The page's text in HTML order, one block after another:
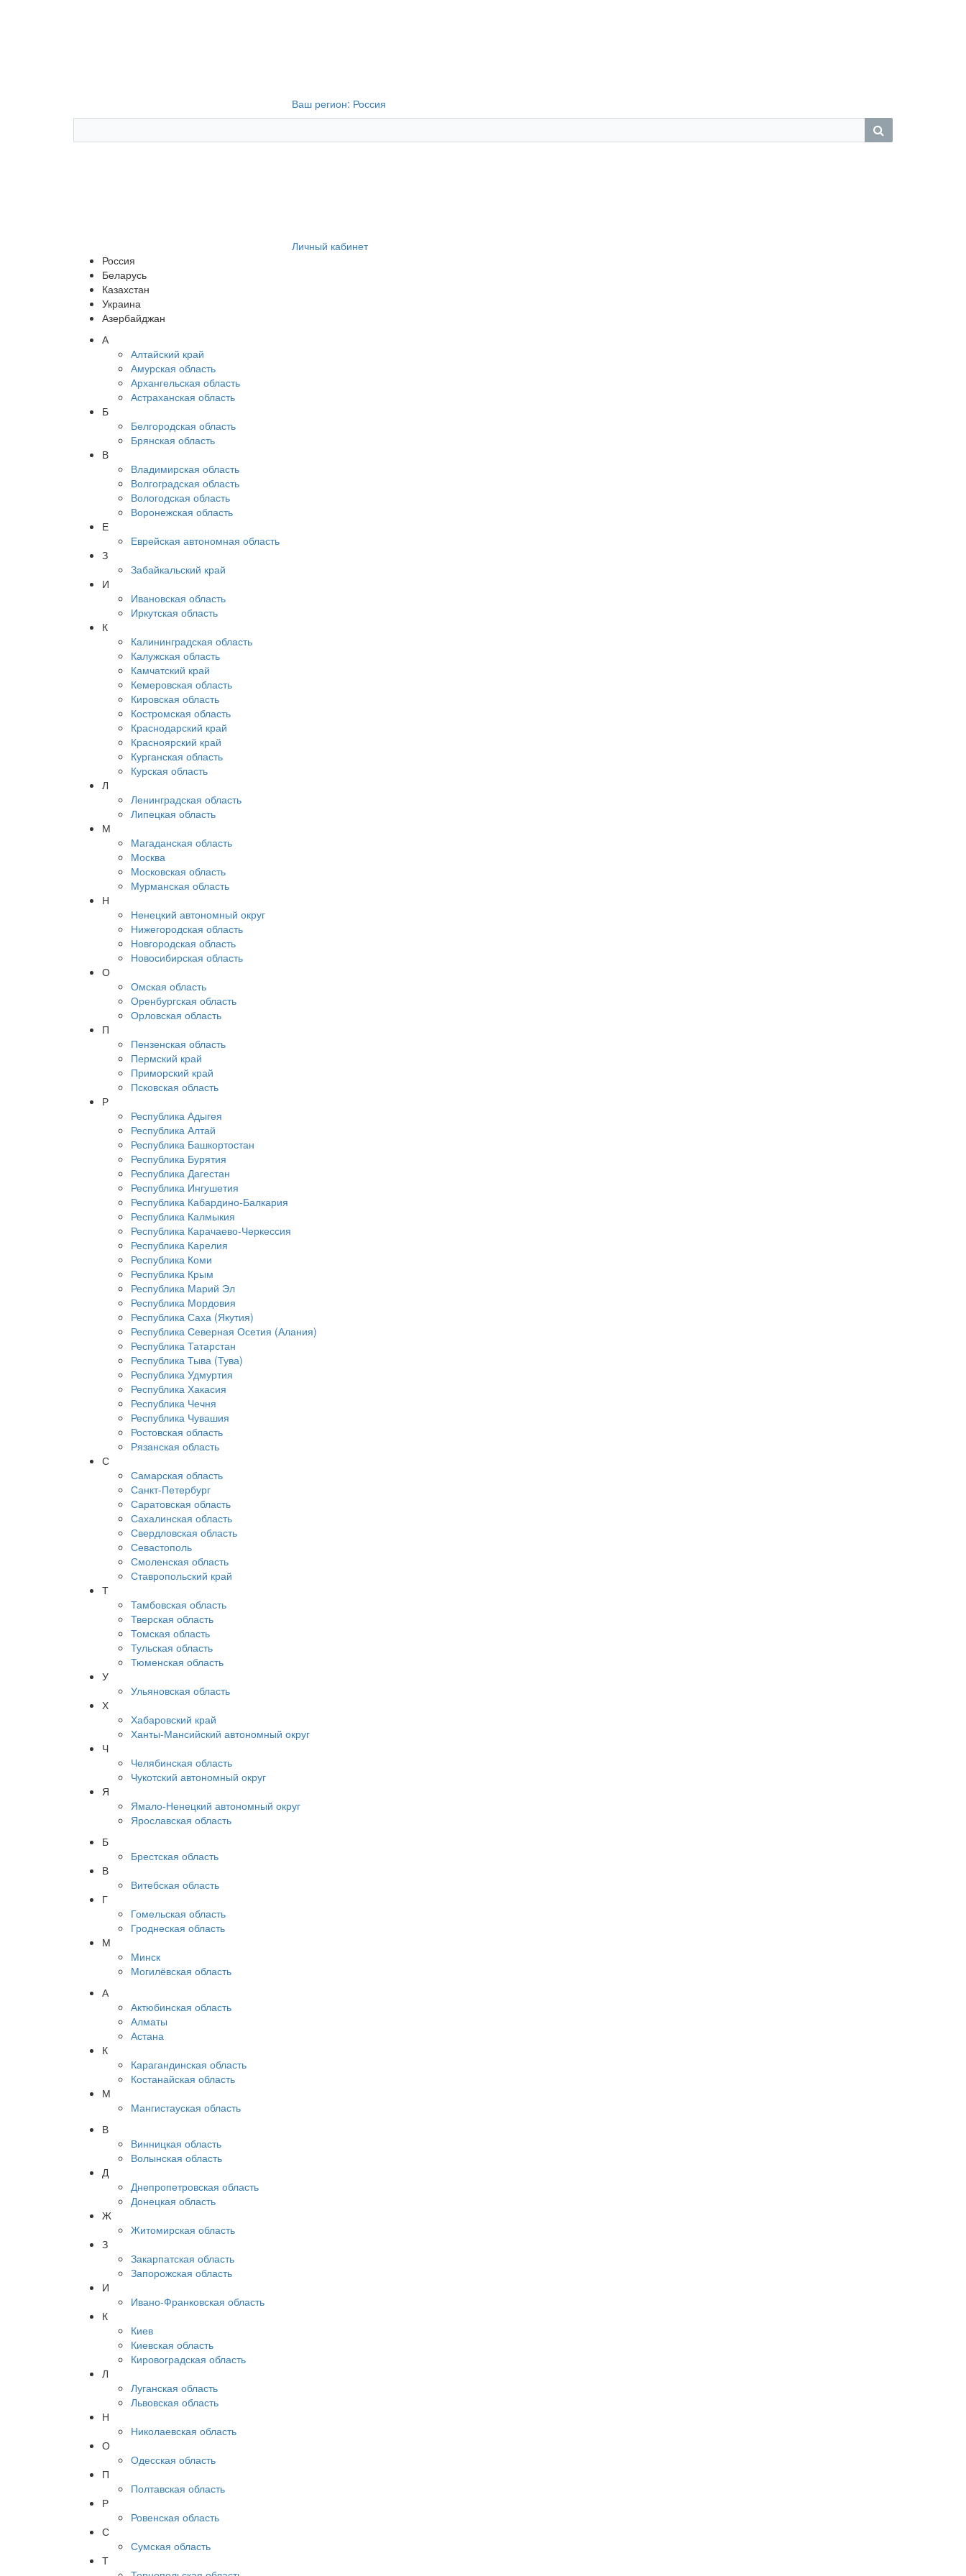
Ваш регион: Россия
Личный кабинет
Россия
Беларусь
Казахстан
Украина
Азербайджан
А
Алтайский край
Амурская область
Архангельская область
Астраханская область
Б
Белгородская область
Брянская область
В
Владимирская область
Волгоградская область
Вологодская область
Воронежская область
Е
Еврейская автономная область
З
Забайкальский край
И
Ивановская область
Иркутская область
К
Калининградская область
Калужская область
Камчатский край
Кемеровская область
Кировская область
Костромская область
Краснодарский край
Красноярский край
Курганская область
Курская область
Л
Ленинградская область
Липецкая область
М
Магаданская область
Москва
Московская область
Мурманская область
Н
Ненецкий автономный округ
Нижегородская область
Новгородская область
Новосибирская область
О
Омская область
Оренбургская область
Орловская область
П
Пензенская область
Пермский край
Приморский край
Псковская область
Р
Республика Адыгея
Республика Алтай
Республика Башкортостан
Республика Бурятия
Республика Дагестан
Республика Ингушетия
Республика Кабардино-Балкария
Республика Калмыкия
Республика Карачаево-Черкессия
Республика Карелия
Республика Коми
Республика Крым
Республика Марий Эл
Республика Мордовия
Республика Саха (Якутия)
Республика Северная Осетия (Алания)
Республика Татарстан
Республика Тыва (Тува)
Республика Удмуртия
Республика Хакасия
Республика Чечня
Республика Чувашия
Ростовская область
Рязанская область
С
Самарская область
Санкт-Петербург
Саратовская область
Сахалинская область
Свердловская область
Севастополь
Смоленская область
Ставропольский край
Т
Тамбовская область
Тверская область
Томская область
Тульская область
Тюменская область
У
Ульяновская область
Х
Хабаровский край
Ханты-Мансийский автономный округ
Ч
Челябинская область
Чукотский автономный округ
Я
Ямало-Ненецкий автономный округ
Ярославская область
Б
Брестская область
В
Витебская область
Г
Гомельская область
Гроднеская область
М
Минск
Могилёвская область
А
Актюбинская область
Алматы
Астана
К
Карагандинская область
Костанайская область
М
Мангистауская область
В
Винницкая область
Волынская область
Д
Днепропетровская область
Донецкая область
Ж
Житомирская область
З
Закарпатская область
Запорожская область
И
Ивано-Франковская область
К
Киев
Киевская область
Кировоградская область
Л
Луганская область
Львовская область
Н
Николаевская область
О
Одесская область
П
Полтавская область
Р
Ровенская область
С
Сумская область
Т